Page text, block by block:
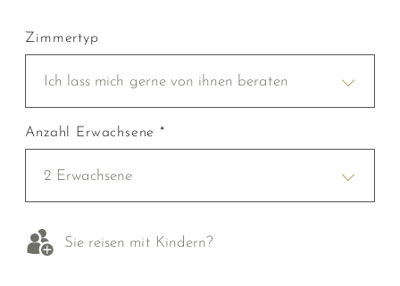
Zimmertyp
Ich lass mich gerne von ihnen beraten
Anzahl Erwachsene *
2 Erwachsene
Sie reisen mit Kindern?